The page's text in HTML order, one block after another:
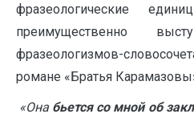
фразеологические
преимущественно
фразеологизмов-
романе «Братья
«Она бьется со мной об